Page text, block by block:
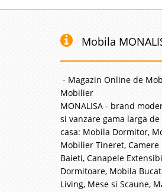
Mobila
- Magazin Online de
Mobilier
MONALISA - brand
si vanzare gama larga
casa: Mobila Dormitor,
Mobilier Tineret, Camere
Baieti, Canapele
Dormitoare, Mobila
Living, Mese si Scaune,